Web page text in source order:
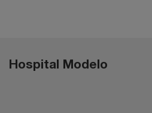
Hospital Modelo